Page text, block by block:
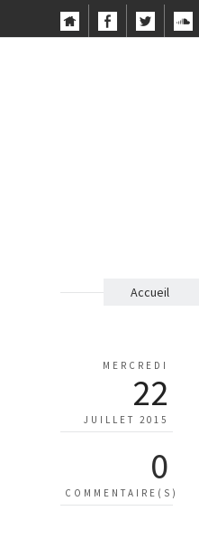
Accueil
MERCREDI
22
JUILLET 2015
0
COMMENTAIRE(S)